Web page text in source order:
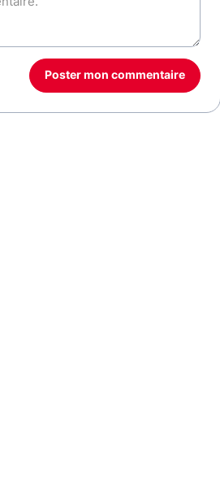
Poster mon commentaire